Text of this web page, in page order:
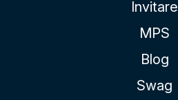
Invitare
MPS
Blog
Swag